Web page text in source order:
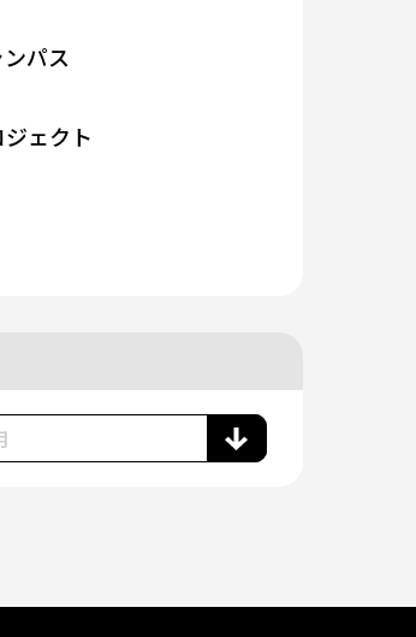
パス
ェクト